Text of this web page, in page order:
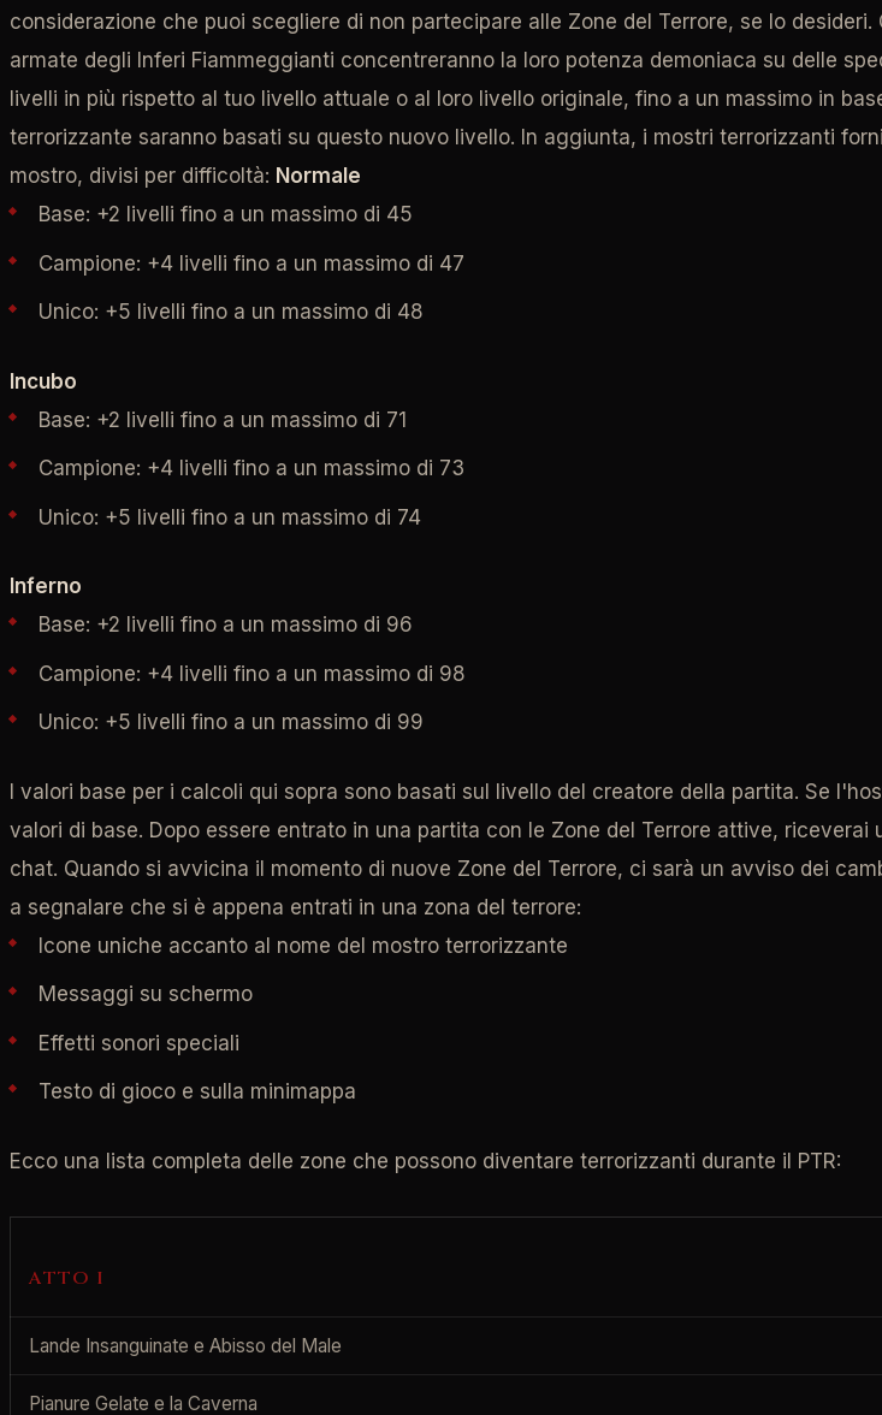
considerazione che puoi scegliere di non partecipare alle Zone del Terrore, se lo
armate degli Inferi Fiammeggianti concentreranno la loro potenza demoniaca su delle
livelli in più rispetto al tuo livello attuale o al loro livello originale, fino a un massimo in
terrorizzante saranno basati su questo nuovo livello. In aggiunta, i mostri terrorizzanti
mostro, divisi per difficoltà: Normale
Base: +2 livelli fino a un massimo di 45
Campione: +4 livelli fino a un massimo di 47
Unico: +5 livelli fino a un massimo di 48
Incubo
Base: +2 livelli fino a un massimo di 71
Campione: +4 livelli fino a un massimo di 73
Unico: +5 livelli fino a un massimo di 74
Inferno
Base: +2 livelli fino a un massimo di 96
Campione: +4 livelli fino a un massimo di 98
Unico: +5 livelli fino a un massimo di 99
I valori base per i calcoli qui sopra sono basati sul livello del creatore della partita. Se
valori di base. Dopo essere entrato in una partita con le Zone del Terrore attive,
chat. Quando si avvicina il momento di nuove Zone del Terrore, ci sarà un avviso dei
a segnalare che si è appena entrati in una zona del terrore:
Icone uniche accanto al nome del mostro terrorizzante
Messaggi su schermo
Effetti sonori speciali
Testo di gioco e sulla minimappa
Ecco una lista completa delle zone che possono diventare terrorizzanti durante il PTR:
ATTO I
Lande Insanguinate e Abisso del Male
Pianure Gelate e la Caverna